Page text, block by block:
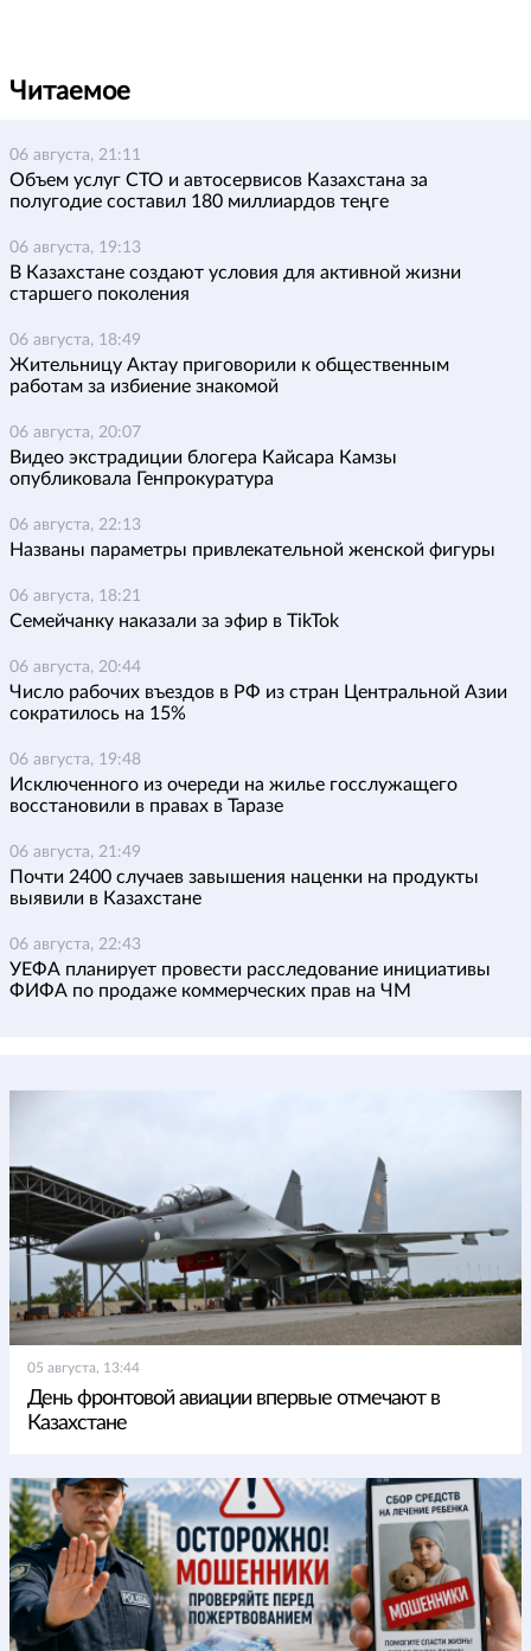
Читаемое
06 августа, 21:11
Объем услуг СТО и автосервисов Казахстана за
полугодие составил 180 миллиардов теңге
06 августа, 19:13
В Казахстане создают условия для активной жизни
старшего поколения
06 августа, 18:49
Жительницу Актау приговорили к общественным
работам за избиение знакомой
06 августа, 20:07
Видео экстрадиции блогера Кайсара Камзы
опубликовала Генпрокуратура
06 августа, 22:13
Названы параметры привлекательной женской фигуры
06 августа, 18:21
Семейчанку наказали за эфир в TikTok
06 августа, 20:44
Число рабочих въездов в РФ из стран Центральной Азии
сократилось на 15%
06 августа, 19:48
Исключенного из очереди на жилье госслужащего
восстановили в правах в Таразе
06 августа, 21:49
Почти 2400 случаев завышения наценки на продукты
выявили в Казахстане
06 августа, 22:43
УЕФА планирует провести расследование инициативы
ФИФА по продаже коммерческих прав на ЧМ
05 августа, 13:44
День фронтовой авиации впервые отмечают в
Казахстане